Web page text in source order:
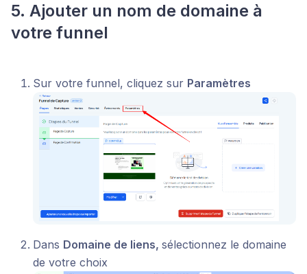
5. Ajouter un nom de domaine à
votre funnel
Sur votre funnel, cliquez sur Paramètres
Dans Domaine de liens, sélectionnez le domaine
de votre choix